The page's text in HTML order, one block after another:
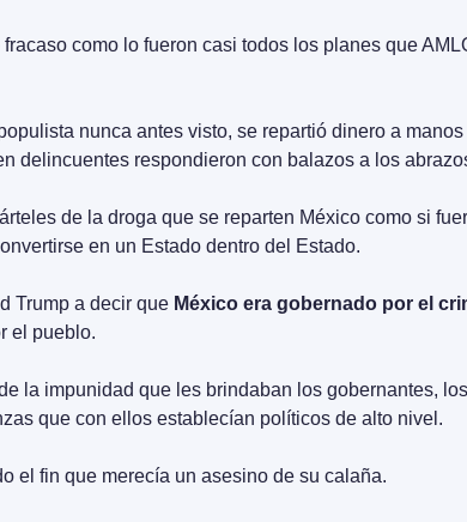
como lo fueron casi todos los planes que
nunca antes visto, se repartió dinero a
delincuentes respondieron con balazos a los
de la droga que se reparten México como si
en un Estado dentro del Estado.
Trump a decir que México era gobernado por el
el pueblo.
la impunidad que les brindaban los gobernantes,
que con ellos establecían políticos de alto nivel.
el fin que merecía un asesino de su calaña.